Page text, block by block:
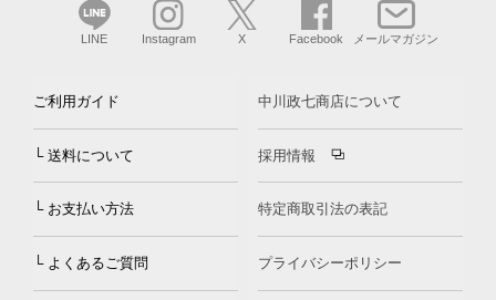
LINE Instagram X Facebook メールマガジン
ご利用ガイド
└ 送料について
└ お支払い方法
└ よくあるご質問
中川政七商店について
採用情報
特定商取引法の表記
プライバシーポリシー